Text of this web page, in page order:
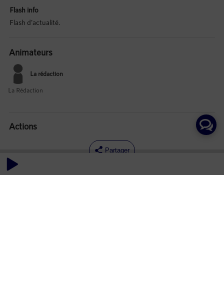
Flash info
Flash d'actualité.
Animateurs
La rédaction
La Rédaction
Actions
Partager
Commentaires